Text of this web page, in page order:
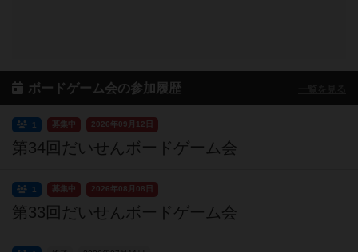
ボードゲーム会の参加履歴
第34回だいせんボードゲーム会
募集中 2026年09月12日
1
第33回だいせんボードゲーム会
募集中 2026年08月08日
1